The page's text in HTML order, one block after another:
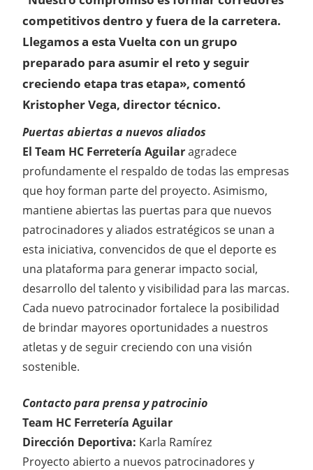
competitivos dentro y fuera de la carretera.
Llegamos a esta Vuelta con un grupo
preparado para asumir el reto y seguir
creciendo etapa tras etapa», comentó
Kristopher Vega, director técnico.
Puertas abiertas a nuevos aliados
El Team HC Ferretería Aguilaragradece
profundamente el respaldo de todas las empresas
que hoy forman parte del proyecto. Asimismo,
mantiene abiertas las puertas para que nuevos
patrocinadores y aliados estratégicos se unan a
esta iniciativa, convencidos de que el deporte es
una plataforma para generar impacto social,
desarrollo del talento y visibilidad para las marcas.
Cada nuevo patrocinador fortalece la posibilidad
de brindar mayores oportunidades a nuestros
atletas y de seguir creciendo con una visión
sostenible.
Contacto para prensa y patrocinio
Team HC Ferretería Aguilar
Dirección Deportiva: Karla Ramírez
Proyecto abierto a nuevos patrocinadores y